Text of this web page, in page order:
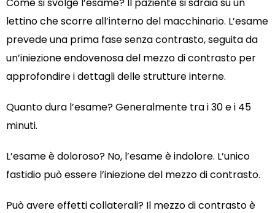
lettino che scorre all’interno del macchinario. L’esame
prevede una prima fase senza contrasto, seguita da
un’iniezione endovenosa del mezzo di contrasto per
approfondire i dettagli delle strutture interne.
Quanto dura l’esame? Generalmente tra i 30 e i 45
minuti.
L’esame è doloroso? No, l’esame è indolore. L’unico
fastidio può essere l’iniezione del mezzo di contrasto.
Può avere effetti collaterali? Il mezzo di contrasto è